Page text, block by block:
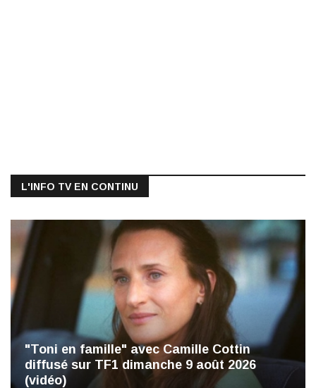
L'INFO TV EN CONTINU
"Toni en famille" avec Camille Cottin
diffusé sur TF1 dimanche 9 août 2026
(vidéo)